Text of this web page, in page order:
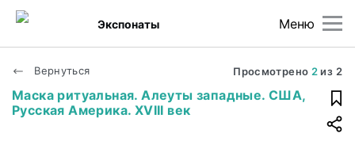
Меню
Экспонаты
Вернуться Просмотрено 2из 2
Маска ритуальная. Алеуты западные. США,
Русская Америка. XVIII век